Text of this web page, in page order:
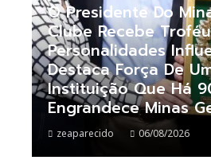
O Presidente Do
Clube Recebe Troféu
Personalidades
Destaca Força De
Instituição Que Há
Engrandece Minas
zeaparecido 06/08/2026